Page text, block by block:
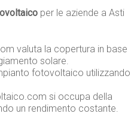
per le aziende a Asti
valuta la copertura in base
solare.
fotovoltaico utilizzando
si occupa della
un rendimento costante.